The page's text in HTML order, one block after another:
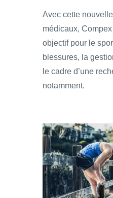
Avec cette
médicaux,
objectif pour le
blessures, la
le cadre d’une
notamment.